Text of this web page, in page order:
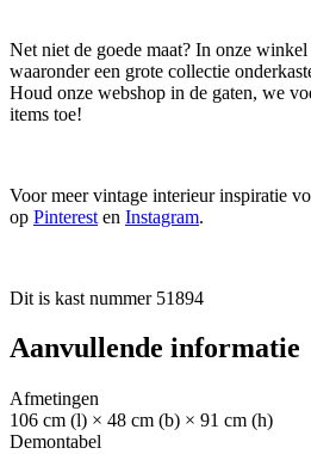
Net niet de goede maat? In onze
waaronder een grote collectie
Houd onze webshop in de gaten, we
items toe!
Voor meer vintage interieur inspiratie
op Pinterest en Instagram.
Dit is kast nummer 51894
Aanvullende informatie
Afmetingen
106 cm (l) × 48 cm (b) × 91 cm (h)
Demontabel